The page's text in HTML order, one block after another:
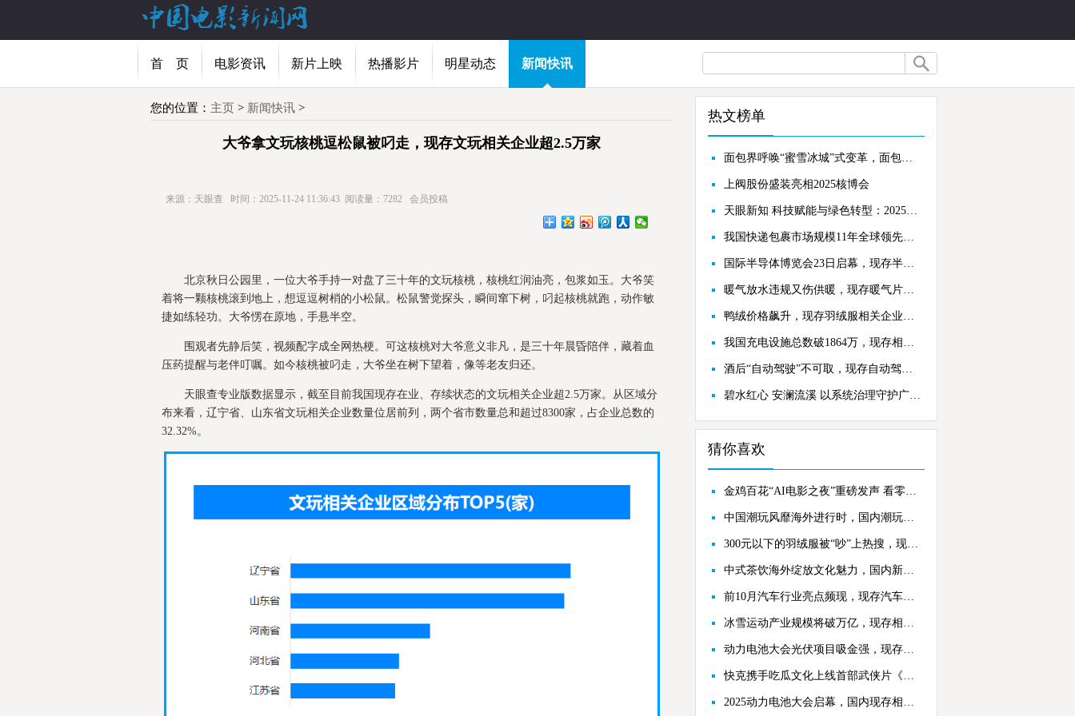
首 页 电影资讯 新片上映 热播影片 明星动态 新闻快讯
您的位置： 主页 > 新闻快讯 >
大爷拿文玩核桃逗松鼠被叼走，现存文玩相关企业超2.5万家
来源：天眼查 时间：2025-11-24 11:36:43 阅读量：7282 会员投稿
北京秋日公园里，一位大爷手持一对盘了三十年的文玩核桃，核桃红润油亮，包浆如玉。大爷笑
着将一颗核桃滚到地上，想逗逗树梢的小松鼠。松鼠警觉探头，瞬间窜下树，叼起核桃就跑，动作敏
捷如练轻功。大爷愣在原地，手悬半空。
围观者先静后笑，视频配字成全网热梗。可这核桃对大爷意义非凡，是三十年晨昏陪伴，藏着血
压药提醒与老伴叮嘱。如今核桃被叼走，大爷坐在树下望着，像等老友归还。
天眼查专业版数据显示，截至目前我国现存在业、存续状态的文玩相关企业超2.5万家。从区域分
布来看，辽宁省、山东省文玩相关企业数量位居前列，两个省市数量总和超过8300家，占企业总数的
32.32%。
热文榜单
面包界呼唤“蜜雪冰城”式变革，面包相关企业超62.4万家
上阀股份盛装亮相2025核博会
天眼新知 科技赋能与绿色转型：2025年秋冬服装产业的消费变革与供应链重塑
我国快递包裹市场规模11年全球领先，现存包装相关企业超262.5万家
国际半导体博览会23日启幕，现存半导体相关企业超39.8万家
暖气放水违规又伤供暖，现存暖气片相关企业数量超8800家
鸭绒价格飙升，现存羽绒服相关企业超4.8万家
我国充电设施总数破1864万，现存相关企业超85.4万家
酒后“自动驾驶”不可取，现存自动驾驶相关企业超8200家
碧水红心 安澜流溪 以系统治理守护广州“母亲河”
猜你喜欢
金鸡百花“AI电影之夜”重磅发声 看零知识科技梁栋如何重新定义AI打工人
中国潮玩风靡海外进行时，国内潮玩相关企业超2.1万家
300元以下的羽绒服被“吵”上热搜，现存羽绒服相关企业超4.8万家
中式茶饮海外绽放文化魅力，国内新茶饮相关企业超29.9万家
前10月汽车行业亮点频现，现存汽车产销相关企业超153.3万家
冰雪运动产业规模将破万亿，现存相关企业超1.4万余家
动力电池大会光伏项目吸金强，现存光伏相关企业超116.7万家
快克携手吃瓜文化上线首部武侠片《回马枪》， 用武侠叙事重构品牌壁垒
2025动力电池大会启幕，国内现存相关企业超20万家